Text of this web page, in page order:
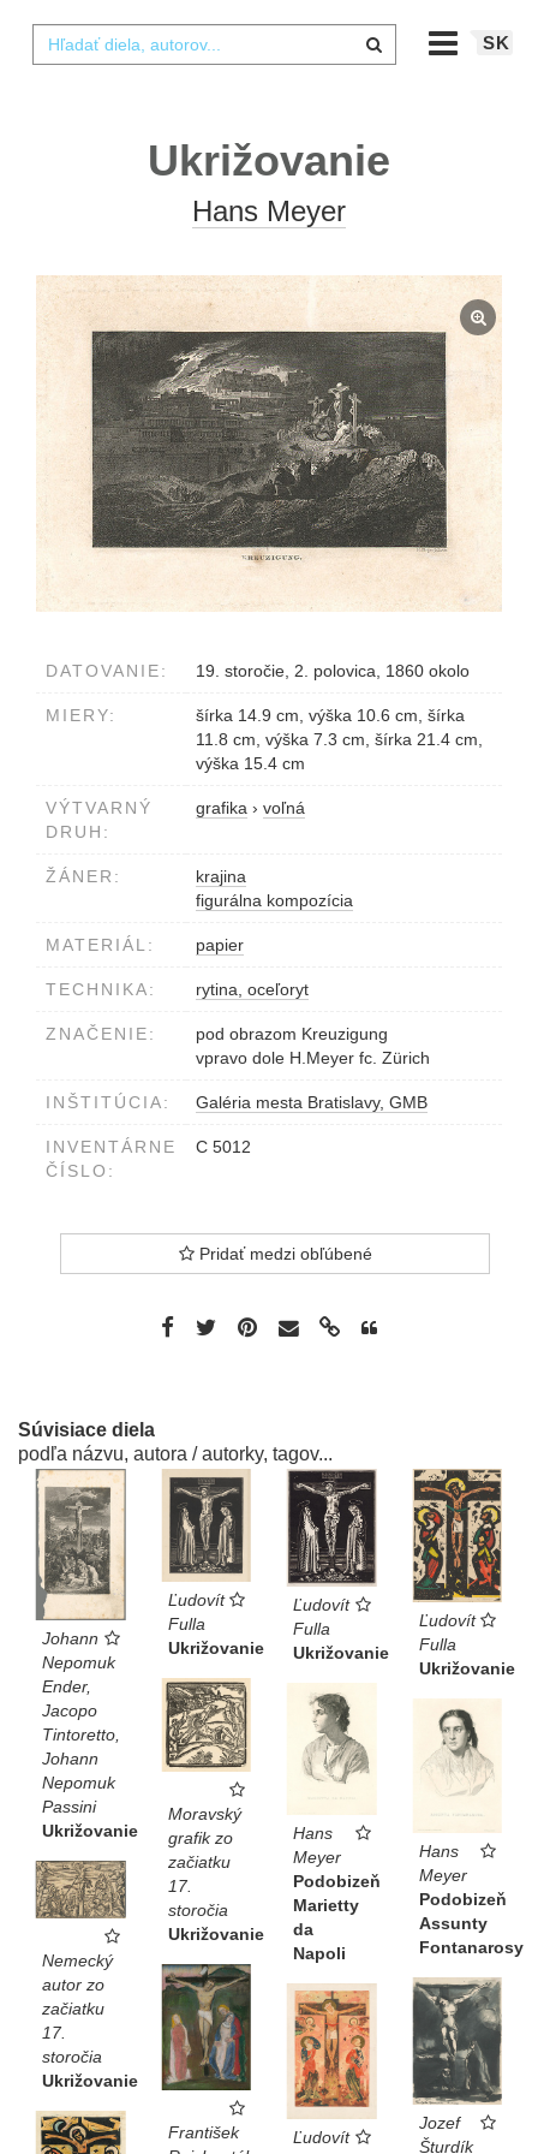
SK
Ukrižovanie
Hans Meyer
DATOVANIE: 19. storočie, 2. polovica, 1860 okolo
MIERY:
šírka 14.9 cm, výška 10.6 cm, šírka
11.8 cm, výška 7.3 cm, šírka 21.4 cm,
výška 15.4 cm
VÝTVARNÝ
DRUH:
grafika › voľná
ŽÁNER:
krajina
figurálna kompozícia
MATERIÁL: papier
TECHNIKA: rytina, oceľoryt
ZNAČENIE:
pod obrazom Kreuzigung
vpravo dole H.Meyer fc. Zürich
INŠTITÚCIA: Galéria mesta Bratislavy, GMB
INVENTÁRNE
ČÍSLO:
C 5012
Pridať medzi obľúbené
Súvisiace diela
podľa názvu, autora / autorky, tagov...
Johann
Nepomuk
Ender,
Jacopo
Tintoretto,
Johann
Nepomuk
Passini
Ukrižovanie
Ľudovít
Fulla
Ukrižovanie
Ľudovít
Fulla
Ukrižovanie
Ľudovít
Fulla
Ukrižovanie
Moravský
grafik zo
začiatku
17.
storočia
Ukrižovanie
Hans
Meyer
Podobizeň
Marietty
da
Napoli
Hans
Meyer
Podobizeň
Assunty
Fontanarosy
Nemecký
autor zo
začiatku
17.
storočia
Ukrižovanie
František
Jozef
Šturdík
Ľudovít